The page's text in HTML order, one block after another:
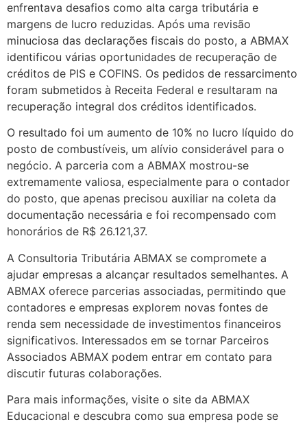
enfrentava desafios como alta carga tributária e
margens de lucro reduzidas. Após uma revisão
minuciosa das declarações fiscais do posto, a ABMAX
identificou várias oportunidades de recuperação de
créditos de PIS e COFINS. Os pedidos de ressarcimento
foram submetidos à Receita Federal e resultaram na
recuperação integral dos créditos identificados.
O resultado foi um aumento de 10% no lucro líquido do
posto de combustíveis, um alívio considerável para o
negócio. A parceria com a ABMAX mostrou-se
extremamente valiosa, especialmente para o contador
do posto, que apenas precisou auxiliar na coleta da
documentação necessária e foi recompensado com
honorários de R$ 26.121,37.
A Consultoria Tributária ABMAX se compromete a
ajudar empresas a alcançar resultados semelhantes. A
ABMAX oferece parcerias associadas, permitindo que
contadores e empresas explorem novas fontes de
renda sem necessidade de investimentos financeiros
significativos. Interessados em se tornar Parceiros
Associados ABMAX podem entrar em contato para
discutir futuras colaborações.
Para mais informações, visite o site da ABMAX
Educacional e descubra como sua empresa pode se